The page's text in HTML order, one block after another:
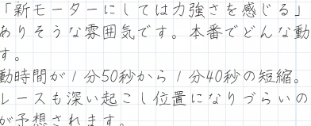
新モーターにしては力強さを感じる」
りそうな雰囲気です。本番でどんな動
。
間が１分50秒から１分40秒の短縮。
ースも深い起こし位置になりづらいの
予想されます。